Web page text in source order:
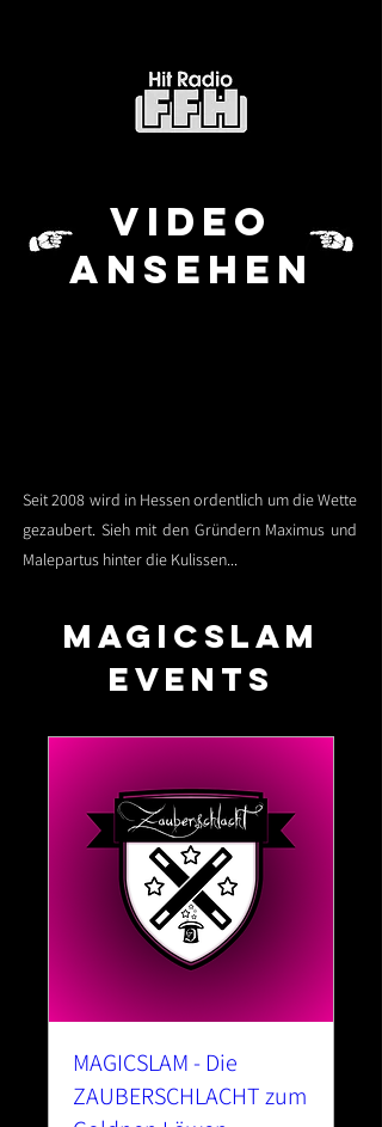
VIDEO
ANSEHEN
Seit 2008 wird in Hessen ordentlich um die Wette
gezaubert. Sieh mit den Gründern Maximus und
Malepartus hinter die Kulissen...
MAGICSLAM
EVENTS
MAGICSLAM - Die
ZAUBERSCHLACHT zum